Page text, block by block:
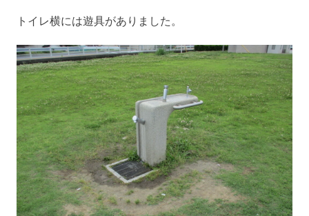
トイレ横には遊具がありました。